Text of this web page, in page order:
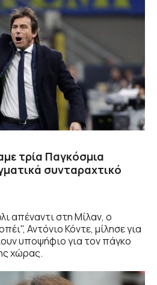
τρία Παγκόσμια
συνταραχτικό
απέναντι στη Μίλαν, ο
Αντόνιο Κόντε, μίλησε για
υποψήφιο για τον πάγκο
χώρας.